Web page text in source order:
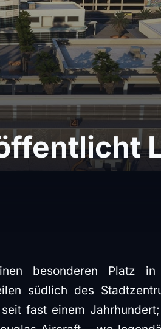
besonderen Platz
südlich des
fast einem